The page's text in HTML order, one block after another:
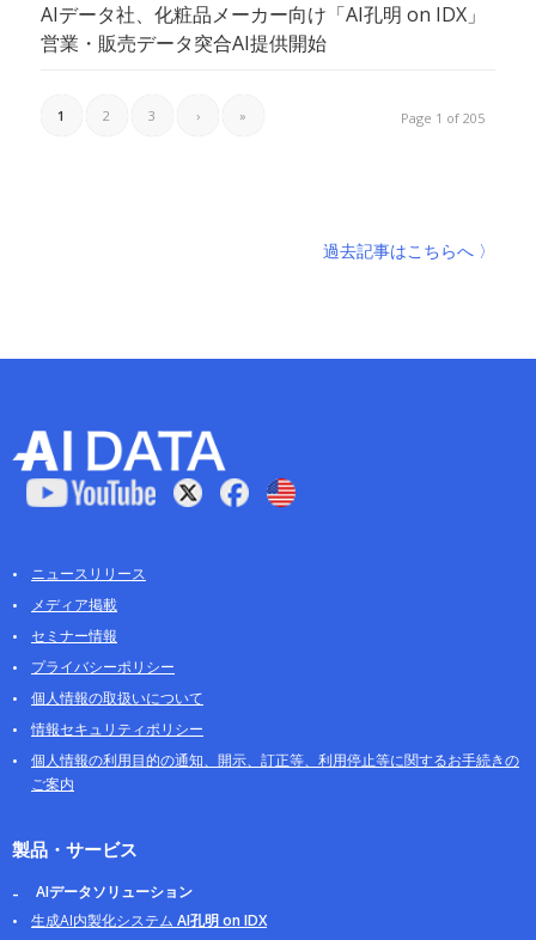
AIデータ社、化粧品メーカー向け「AI孔明 on IDX」
営業・販売データ突合AI提供開始
Page 1 of 205
1 2 3 › »
過去記事はこちらへ 〉
ニュースリリース
メディア掲載
セミナー情報
プライバシーポリシー
個人情報の取扱いについて
情報セキュリティポリシー
個人情報の利用目的の通知、開示、訂正等、利用停止等に関するお手続きの
ご案内
製品・サービス
AIデータソリューション
生成AI内製化システム AI孔明 on IDX